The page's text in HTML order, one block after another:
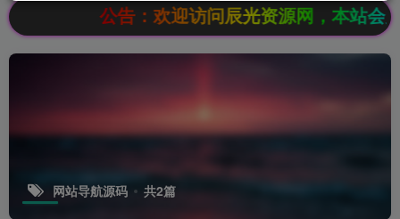
公告：欢迎访问辰光资源网，本站会员
网站导航源码 共2篇